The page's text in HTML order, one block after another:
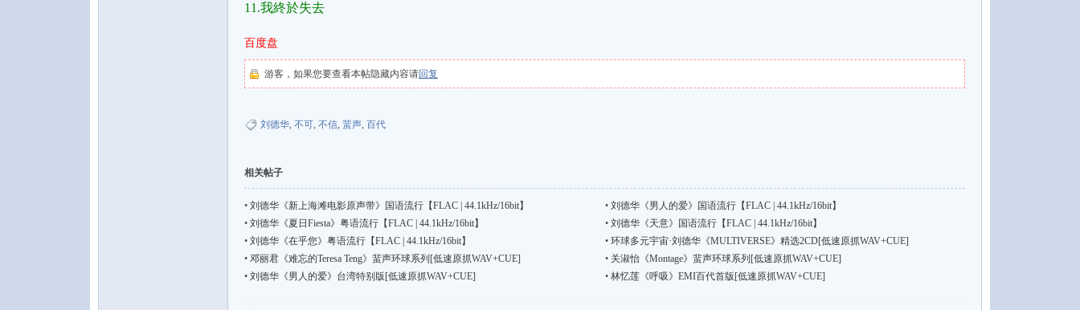
11.我終於失去
百度盘
游客，如果您要查看本帖隐藏内容请回复
刘德华, 不可, 不信, 蜚声, 百代
相关帖子
• 刘德华《新上海滩电影原声带》国语流行【FLAC | 44.1kHz/16bit】 • 刘德华《男人的爱》国语流行【FLAC | 44.1kHz/16bit】
• 刘德华《夏日Fiesta》粤语流行【FLAC | 44.1kHz/16bit】 • 刘德华《天意》国语流行【FLAC | 44.1kHz/16bit】
• 刘德华《在乎您》粤语流行【FLAC | 44.1kHz/16bit】 • 环球多元宇宙·刘德华《MULTIVERSE》精选2CD[低速原抓WAV+CUE]
• 邓丽君《难忘的Teresa Teng》蜚声环球系列[低速原抓WAV+CUE] • 关淑怡《Montage》蜚声环球系列[低速原抓WAV+CUE]
• 刘德华《男人的爱》台湾特别版[低速原抓WAV+CUE] • 林忆莲《呼吸》EMI百代首版[低速原抓WAV+CUE]